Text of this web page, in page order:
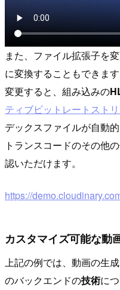
また、ファイル拡張子を
に変換することもできま
変更すると、組み込みの
ティブビットレートスト
デックスファイルが自動
トランスコードのその他
認いただけます。
https://
カスタマイズ可能な動
上記の例では、動画の生
のバックエンドの技術に